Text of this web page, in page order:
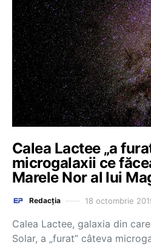
Calea Lactee „a
microgalaxii ce
Marele Nor al lui
Redacția 18 octombrie
Calea Lactee, galaxia din
Solar, a „furat” câteva